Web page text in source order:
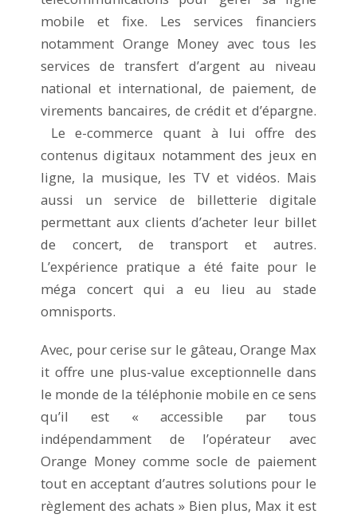
mobile et fixe. Les services financiers
notamment Orange Money avec tous les
services de transfert d’argent au niveau
national et international, de paiement, de
virements bancaires, de crédit et d’épargne.
Le e-commerce quant à lui offre des
contenus digitaux notamment des jeux en
ligne, la musique, les TV et vidéos. Mais
aussi un service de billetterie digitale
permettant aux clients d’acheter leur billet
de concert, de transport et autres.
L’expérience pratique a été faite pour le
méga concert qui a eu lieu au stade
omnisports.
Avec, pour cerise sur le gâteau, Orange Max
it offre une plus-value exceptionnelle dans
le monde de la téléphonie mobile en ce sens
qu’il est « accessible par tous
indépendamment de l’opérateur avec
Orange Money comme socle de paiement
tout en acceptant d’autres solutions pour le
règlement des achats » Bien plus, Max it est